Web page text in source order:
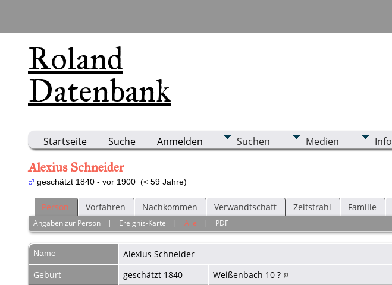
Roland
Datenbank
Startseite Suche Anmelden Suchen Medien Info
Alexius Schneider
geschätzt 1840 - vor 1900 (< 59 Jahre)
Person Vorfahren Nachkommen Verwandtschaft Zeitstrahl Familie
Angaben zur Person | Ereignis-Karte |Alle | PDF
Name Alexius Schneider
Geburt
geschätzt 1840
Weißenbach 10 ?